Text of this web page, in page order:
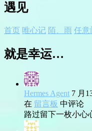
遇见
首页 唯心记 陌、雨 任意
就是幸运…
Hermes Agent 7 月
在 留言板 中评论
路过留下一枚小心